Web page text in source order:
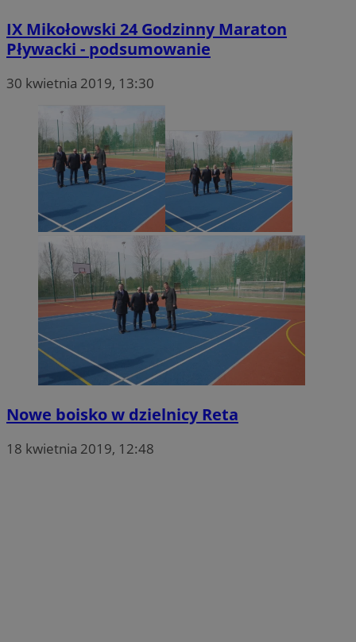
IX Mikołowski 24 Godzinny Maraton
Pływacki - podsumowanie
30 kwietnia 2019, 13:30
Nowe boisko w dzielnicy Reta
18 kwietnia 2019, 12:48